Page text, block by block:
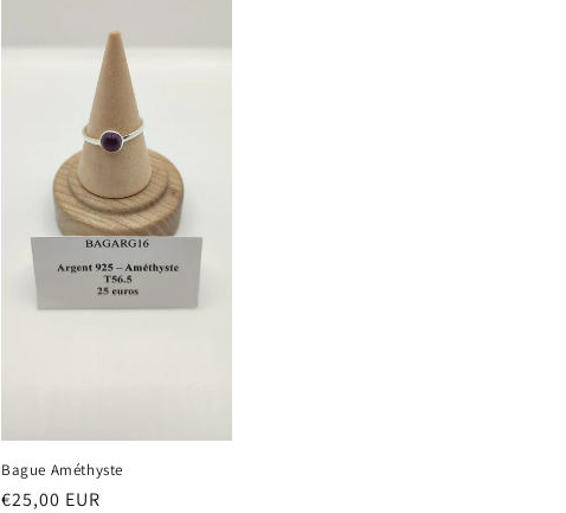
Bague Améthyste
Prix
€25,00 EUR